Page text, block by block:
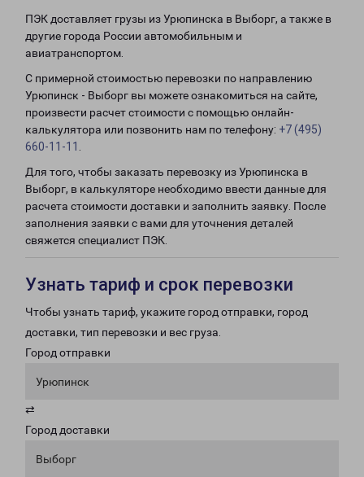
ПЭК доставляет грузы из Урюпинска в Выборг, а также в
другие города России автомобильным и
авиатранспортом.
С примерной стоимостью перевозки по направлению
Урюпинск - Выборг вы можете ознакомиться на сайте,
произвести расчет стоимости с помощью онлайн-
калькулятора или позвонить нам по телефону: +7 (495)
660-11-11
Для того, чтобы заказать перевозку из Урюпинска в
Выборг, в калькуляторе необходимо ввести данные для
расчета стоимости доставки и заполнить заявку. После
заполнения заявки с вами для уточнения деталей
свяжется специалист ПЭК.
Узнать тариф и срок перевозки
Чтобы узнать тариф, укажите город отправки, город
доставки, тип перевозки и вес груза.
Город отправки
Урюпинск
⇄
Город доставки
Выборг